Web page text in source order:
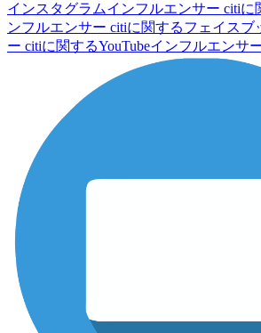
インスタグラムインフルエンサー citiに
ンフルエンサー citiに関するフェイスブ
ー citiに関するYouTubeインフルエンサ